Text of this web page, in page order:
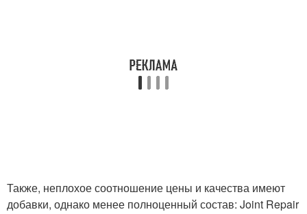
Также, неплохое соотношение цены и качества имеют
добавки, однако менее полноценный состав: Joint Repair